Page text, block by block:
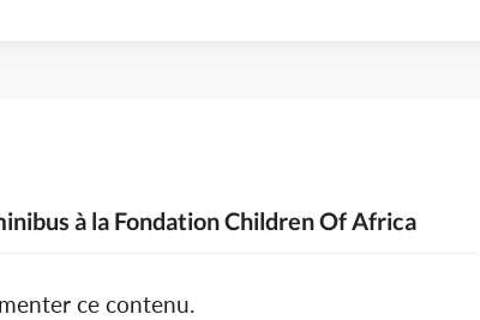
à la Fondation Children Of Africa
ce contenu.